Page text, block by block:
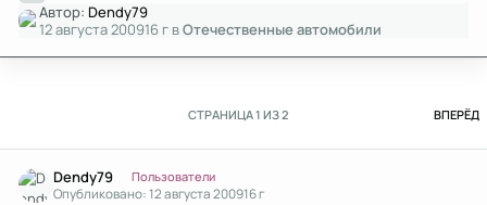
Автор: Dendy79
12 августа 200916 г вОтечественные автомобили
ВПЕРЁД
СТРАНИЦА 1 ИЗ 2
Dendy79 Пользователи
Опубликовано:12 августа 200916 г